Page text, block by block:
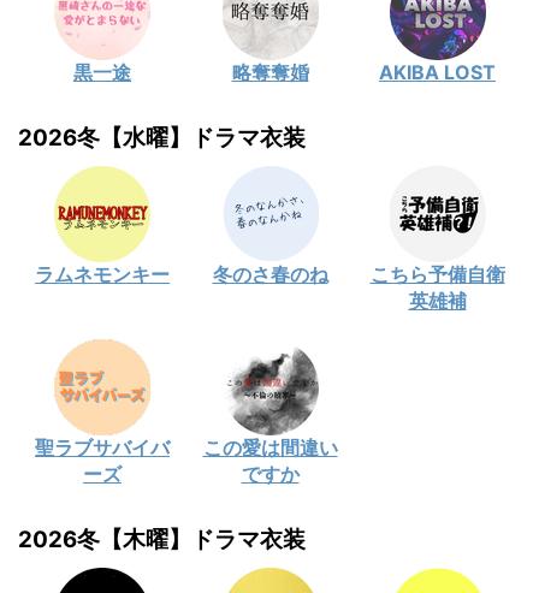
黒一途 略奪奪婚 AKIBA LOST
2026冬【水曜】ドラマ衣装
ラムネモンキー 冬のさ春のね
こちら予備自衛
英雄補
聖ラブサバイバ
ーズ
この愛は間違い
ですか
2026冬【木曜】ドラマ衣装